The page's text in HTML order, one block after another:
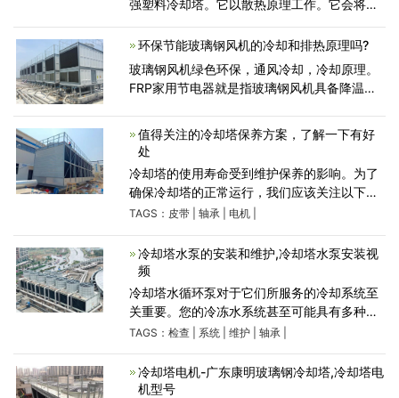
强塑料冷却塔。它以散热原理工作。它会将塔
璃钢冷却塔用于空调厂，化学工业，制糖业和
工程行业等。2.
环保节能玻璃钢风机的冷却和排热原理吗?
玻璃钢风机绿色环保，通风冷却，冷却原理。
FRP家用节电器就是指玻璃钢风机具备降温，
能的玻璃钢风机，普遍用以车间，加工厂，休
闲娱乐会所等多种场所。可是
值得关注的冷却塔保养方案，了解一下有好
处
冷却塔的使用寿命受到维护保养的影响。为了
确保冷却塔的正常运行，我们应该关注以下几
个问题：备件管理：1. 考虑备件的互换利用
全，以便进行正常的设
TAGS： 皮带| 轴承| 电机|
冷却塔水泵的安装和维护,冷却塔水泵安装视
频
冷却塔水循环泵对于它们所服务的冷却系统至
关重要。您的冷冻水系统甚至可能具有多种类
型的冷冻水泵，其中主泵使水循环通过冷却
有冷冻水或冷凝器
TAGS： 检查 系统| 维护| 轴承
冷却塔电机-广东康明玻璃钢冷却塔,冷却塔电
机型号